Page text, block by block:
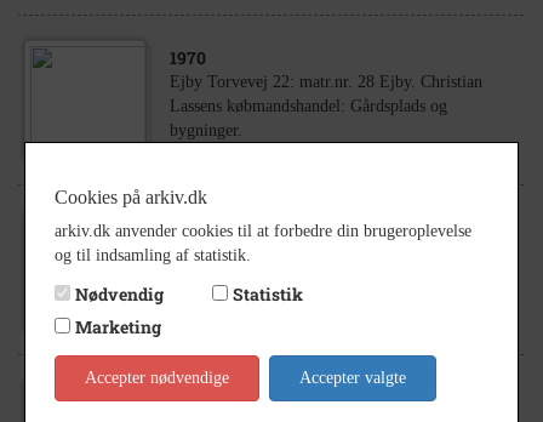
1970
Ejby Torvevej 22: matr.nr. 28 Ejby. Christian
Lassens købmandshandel: Gårdsplads og
bygninger.
1955
Ejby Torvevej 22: Matr.nr. 28 Ejby. Christian
Lassens købmandshandel.
1965
Cookies på arkiv.dk
arkiv.dk anvender cookies til at forbedre din brugeroplevelse
og til indsamling af statistik.
Nødvendig
Statistik
Marketing
Accepter nødvendige Accepter valgte